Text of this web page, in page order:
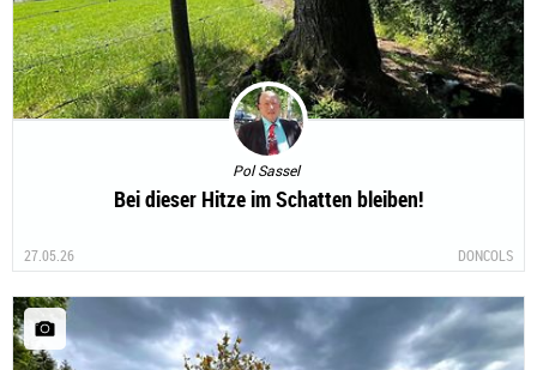
Pol Sassel
Bei dieser Hitze im Schatten bleiben!
27.05.26 DONCOLS